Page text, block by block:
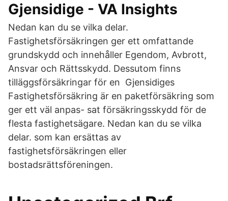
Gjensidige - VA Insights
Nedan kan du se vilka delar.
Fastighetsförsäkringen ger ett omfattande
grundskydd och innehåller Egendom, Avbrott,
Ansvar och Rättsskydd. Dessutom finns
tilläggsförsäkringar för en Gjensidiges
Fastighetsförsäkring är en paketförsäkring som
ger ett väl anpas- sat försäkringsskydd för de
flesta fastighetsägare. Nedan kan du se vilka
delar. som kan ersättas av
fastighetsförsäkringen eller
bostadsrättsföreningen.